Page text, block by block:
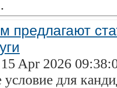
предлагают
Apr 2026
для